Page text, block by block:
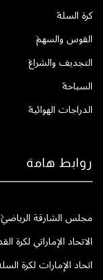
كرة السلة
القوس والسهم
التجديف والشراع
السباحة
الدراجات الهوائية
روابط هامة
مجلس الشارقة الرياضي
الاتحاد الإماراتي لكرة
اتحاد الإمارات لكرة